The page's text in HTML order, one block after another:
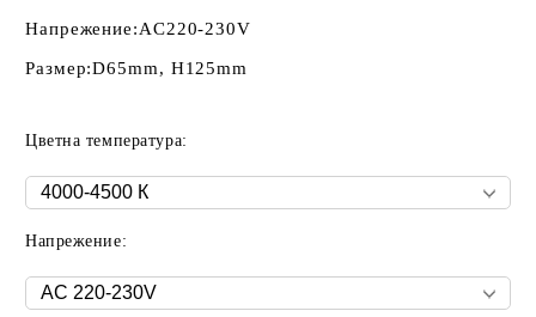
Напрежение:AC220-230V
Размер:D65mm, H125mm
Цветна температура:
Напрежение: